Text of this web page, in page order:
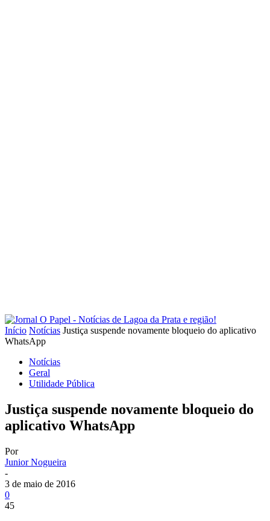
Início Notícias Justiça suspende novamente bloqueio do aplicativo
WhatsApp
Notícias
Geral
Utilidade Pública
Justiça suspende novamente bloqueio do
aplicativo WhatsApp
Por
Junior Nogueira
-
3 de maio de 2016
0
45